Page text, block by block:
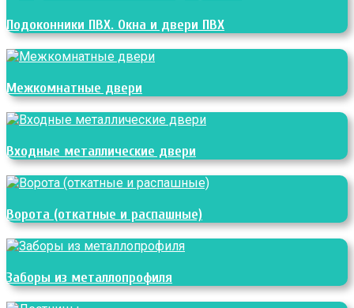
Подоконники ПВХ. Окна и двери ПВХ
Межкомнатные двери
Входные металлические двери
Ворота (откатные и распашные)
Заборы из металлопрофиля